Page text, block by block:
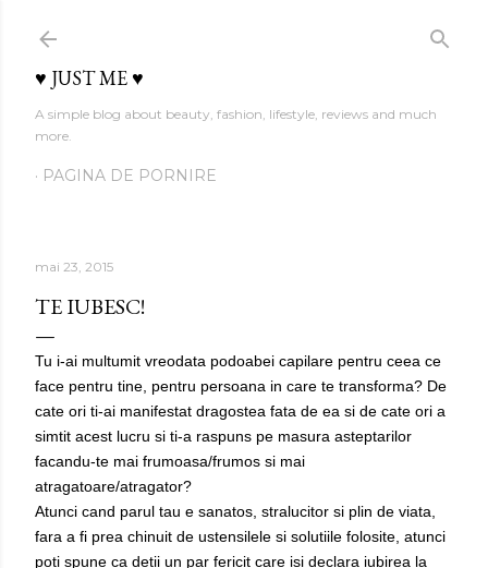
♥ JUST ME ♥
A simple blog about beauty, fashion, lifestyle, reviews and much
more.
PAGINA DE PORNIRE
mai 23, 2015
TE IUBESC!
Tu i-ai multumit vreodata podoabei capilare pentru ceea ce
face pentru tine, pentru persoana in care te transforma? De
cate ori ti-ai manifestat dragostea fata de ea si de cate ori a
simtit acest lucru si ti-a raspuns pe masura asteptarilor
facandu-te mai frumoasa/frumos si mai
atragatoare/atragator?
Atunci cand parul tau e sanatos, stralucitor si plin de viata,
fara a fi prea chinuit de ustensilele si solutiile folosite, atunci
poti spune ca detii un par fericit care isi declara iubirea la